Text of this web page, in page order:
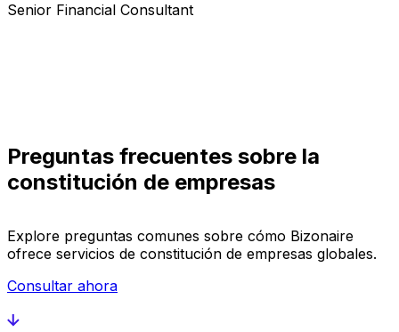
Senior Financial Consultant
Preguntas frecuentes sobre la
constitución de empresas
Explore preguntas comunes sobre cómo Bizonaire
ofrece servicios de constitución de empresas globales.
Consultar ahora